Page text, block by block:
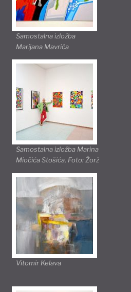
Samostalna izložba
Marijana Mavrića
Samostalna izložba Marina
Miočića Stošića, Foto: Žorž
Vitomir Kelava